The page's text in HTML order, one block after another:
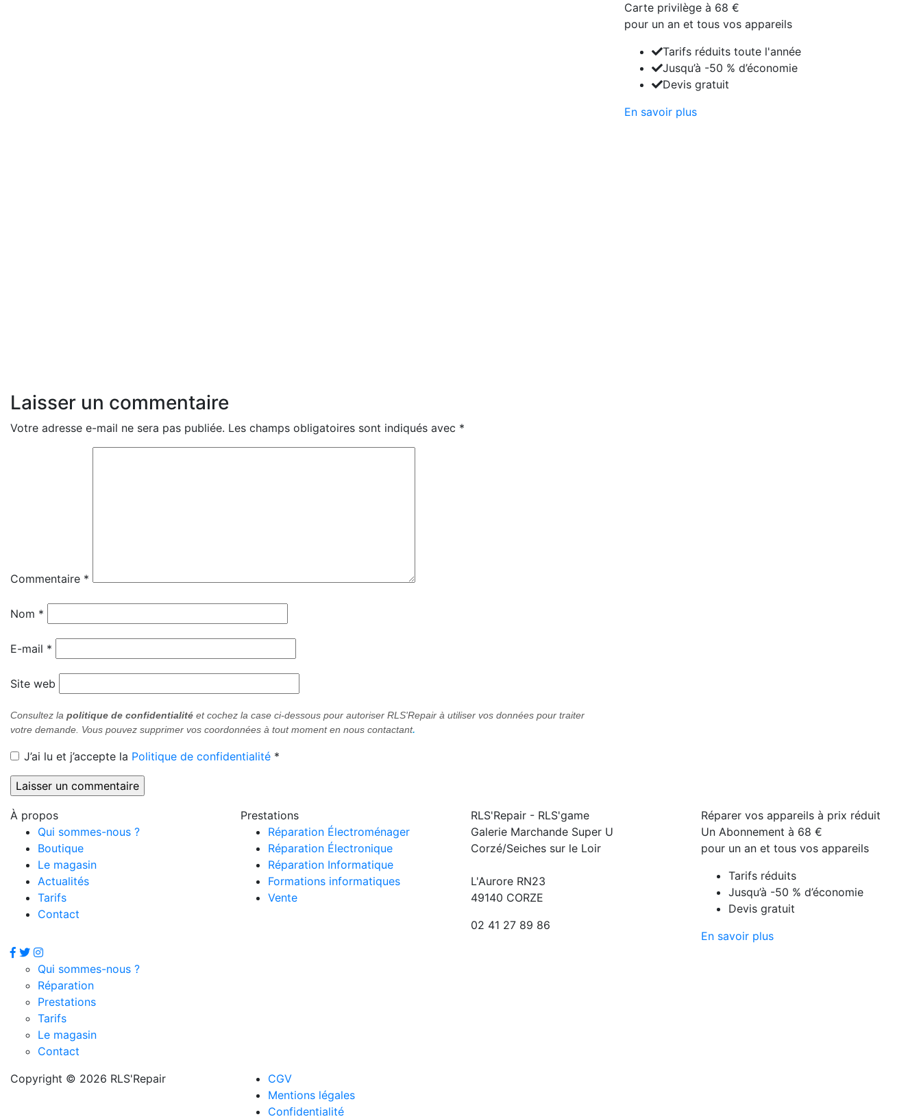
Laisser un commentaire
Votre adresse e-mail ne sera pas publiée. Les champs obligatoires sont indiqués avec *
Commentaire *
Nom *
E-mail *
Site web
Consultez la politique de confidentialité et cochez la case ci-dessous pour autoriser RLS'Repair à utiliser vos données pour traiter
votre demande. Vous pouvez supprimer vos coordonnées à tout moment en nous contactant.
J’ai lu et j’accepte la Politique de confidentialité *
Carte privilège à 68 €
pour un an et tous vos appareils
Tarifs réduits toute l'année
Jusqu’à -50 % d’économie
Devis gratuit
En savoir plus
À propos
Qui sommes-nous ?
Boutique
Le magasin
Actualités
Tarifs
Contact
Prestations
Réparation Électroménager
Réparation Électronique
Réparation Informatique
Formations informatiques
Vente
RLS'Repair - RLS'game
Galerie Marchande Super U
Corzé/Seiches sur le Loir
L'Aurore RN23
49140 CORZE
02 41 27 89 86
Réparer vos appareils à prix réduit
Un Abonnement à 68 €
pour un an et tous vos appareils
Tarifs réduits
Jusqu’à -50 % d’économie
Devis gratuit
En savoir plus
Qui sommes-nous ?
Réparation
Prestations
Tarifs
Le magasin
Contact
Copyright © 2026 RLS'Repair
CGV
Mentions légales
Confidentialité